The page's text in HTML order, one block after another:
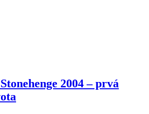
2004 – prvá